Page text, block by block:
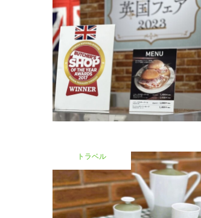
トラベル